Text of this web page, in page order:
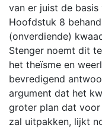
van er juist de
Hoofdstuk 8
(onverdiende)
Stenger noemt dit
het theïsme en
bevredigend
argument dat het
groter plan dat
zal uitpakken, lijkt